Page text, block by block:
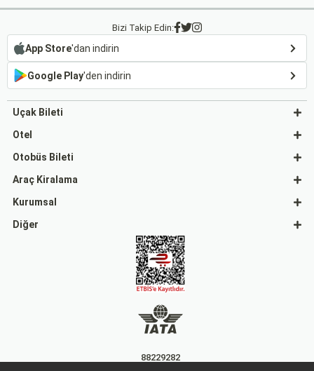
Bizi Takip Edin:
App Store'dan indirin
Google Play'den indirin
Uçak Bileti
Otel
Otobüs Bileti
Araç Kiralama
Kurumsal
Diğer
88229282